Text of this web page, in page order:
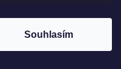
Souhlasím
eshopu: